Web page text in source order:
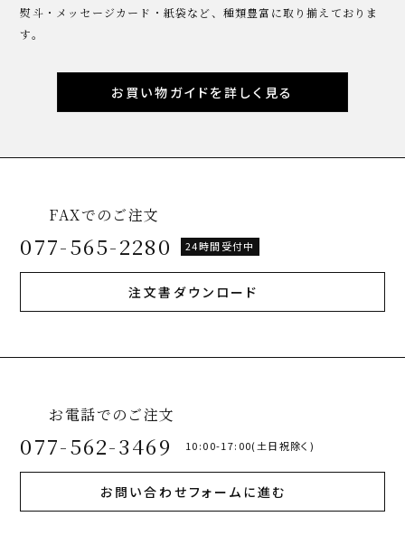
熨斗・メッセージカード・紙袋など、種類豊富に取り揃えておりま
す。
お買い物ガイドを詳しく見る
FAXでのご注文
077-565-2280 24時間受付中
注文書ダウンロード
お電話でのご注文
077-562-3469 10:00-17:00(土日祝除く)
お問い合わせフォームに進む